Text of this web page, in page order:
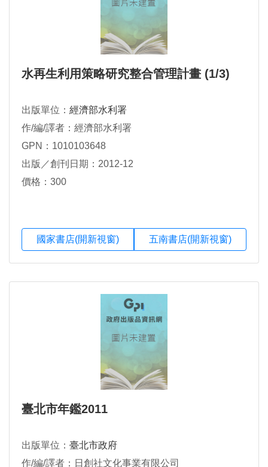
水再生利用策略研究整合管理計畫 (1/3)
出版單位： 經濟部水利署
作/編/譯者：經濟部水利署
GPN：1010103648
出版／創刊日期：2012-12
價格：300
國家書店(開新視窗) 五南書店(開新視窗)
臺北市年鑑2011
出版單位： 臺北市政府
作/編/譯者：日創社文化事業有限公司